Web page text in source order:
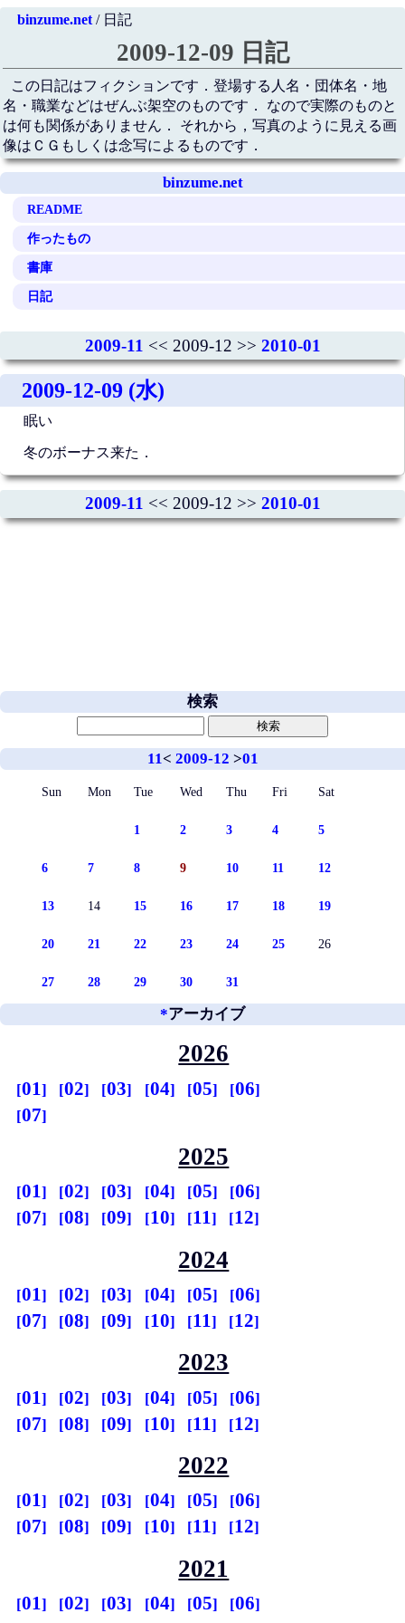
binzume.net/ 日記
2009-12-09 日記
この日記はフィクションです．登場する人名・団体名・地
名・職業などはぜんぶ架空のものです． なので実際のものと
は何も関係がありません． それから，写真のように見える画
像はＣＧもしくは念写によるものです．
binzume.net
README
作ったもの
書庫
日記
2009-11 << 2009-12 >> 2010-01
2009-12-09 (水)
眠い
冬のボーナス来た．
2009-11 << 2009-12 >> 2010-01
検索
11< 2009-12 >01
Sun Mon Tue Wed Thu Fri Sat
1 2 3 4 5
6 7 8 9 10 11 12
13 14 15 16 17 18 19
20 21 22 23 24 25 26
27 28 29 30 31
*アーカイブ
2026
01 02 03 04 05
06
07
2025
01 02 03 04 05
06
07
08 09 10 11 12
2024
01 02 03 04 05
06
07
08 09 10 11 12
2023
01 02 03 04 05
06
07
08 09 10 11 12
2022
01 02 03 04 05
06
07
08 09 10 11 12
2021
01 02 03 04 05
06